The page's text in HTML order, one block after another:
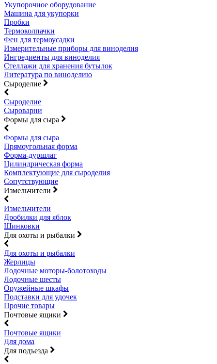
Укупорочное оборудование
Машина для укупорки
Пробки
Термоколпачки
Фен для термоусадки
Измерительные приборы для виноделия
Ингредиенты для виноделия
Стеллажи для хранения бутылок
Литература по виноделию
Сыроделие
Сыроделие
Сыроварни
Формы для сыра
Формы для сыра
Прямоугольная форма
Форма-дуршлаг
Цилиндрическая форма
Комплектующие для сыроделия
Сопутствующие
Измельчители
Измельчители
Дробилки для яблок
Шинковки
Для охоты и рыбалки
Для охоты и рыбалки
Жерлицы
Лодочные моторы-болотоходы
Лодочные шесты
Оружейные шкафы
Подставки для удочек
Прочие товары
Почтовые ящики
Почтовые ящики
Для дома
Для подъезда